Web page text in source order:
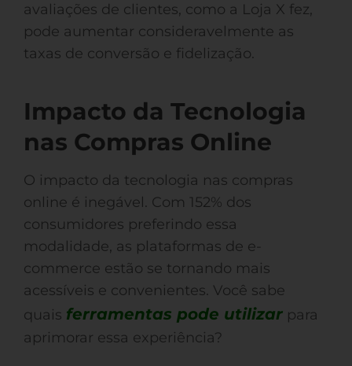
avaliações de clientes, como a Loja X fez,
pode aumentar consideravelmente as
taxas de conversão e fidelização.
Impacto da Tecnologia
nas Compras Online
O impacto da tecnologia nas compras
online é inegável. Com 152% dos
consumidores preferindo essa
modalidade, as plataformas de e-
commerce estão se tornando mais
acessíveis e convenientes. Você sabe
quais ferramentas pode utilizar para
aprimorar essa experiência?